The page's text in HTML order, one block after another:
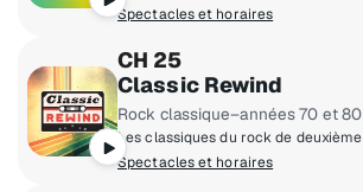
Spectacles et horaires
CH 25
Classic Rewind
Rock classique–années 70 et 80
Spectacles et horaires